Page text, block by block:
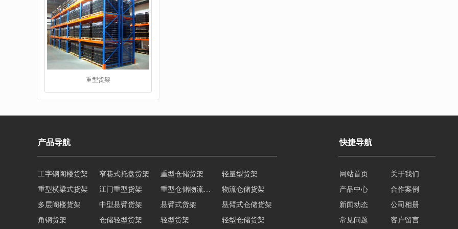
重型货架
堆垛架
产品导航
工字钢阁楼货架 窄巷式托盘货架 重型仓储货架
轻量型货架
重型横梁式货架
江门重型货架 重型仓储物流货架
物流仓储货架
多层阁楼货架
中型悬臂货架 悬臂式货架
悬臂式仓储货架
角钢货架
仓储轻型货架 轻型货架 轻型仓储货架
快捷导航
网站首页
关于我们
产品中心
合作案例
新闻动态
公司相册
常见问题
客户留言